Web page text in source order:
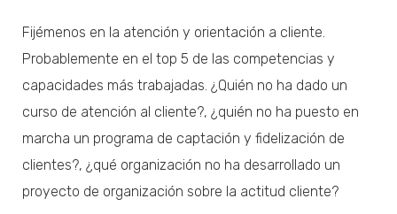
Fijémenos en la atención y orientación a cliente.
Probablemente en el top 5 de las competencias y
capacidades más trabajadas. ¿Quién no ha dado un
curso de atención al cliente?, ¿quién no ha puesto en
marcha un programa de captación y fidelización de
clientes?, ¿qué organización no ha desarrollado un
proyecto de organización sobre la actitud cliente?